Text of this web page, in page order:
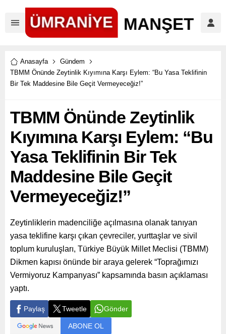
Anasayfa
Gündem
TBMM Önünde Zeytinlik Kıyımına Karşı Eylem: “Bu Yasa Teklifinin
Bir Tek Maddesine Bile Geçit Vermeyeceğiz!”
TBMM Önünde Zeytinlik
Kıyımına Karşı Eylem: “Bu
Yasa Teklifinin Bir Tek
Maddesine Bile Geçit
Vermeyeceğiz!”
Zeytinliklerin madenciliğe açılmasına olanak tanıyan
yasa teklifine karşı çıkan çevreciler, yurttaşlar ve sivil
toplum kuruluşları, Türkiye Büyük Millet Meclisi (TBMM)
Dikmen kapısı önünde bir araya gelerek “Toprağımızı
Vermiyoruz Kampanyası” kapsamında basın açıklaması
yaptı.
Paylaş Tweetle Gönder
ABONE OL